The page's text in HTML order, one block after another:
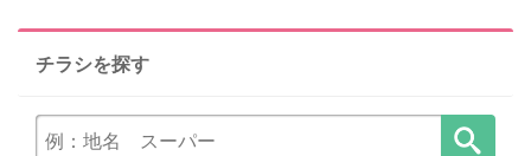
チラシを探す